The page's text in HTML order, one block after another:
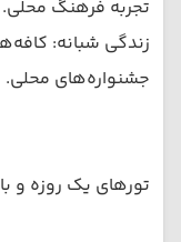
تجربه فرهنگ محلی.
زندگی شبانه:
جشنواره‌های محلی.
تورهای یک روزه و